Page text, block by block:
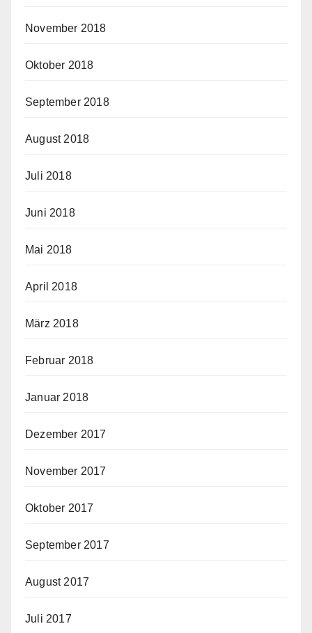
November 2018
Oktober 2018
September 2018
August 2018
Juli 2018
Juni 2018
Mai 2018
April 2018
März 2018
Februar 2018
Januar 2018
Dezember 2017
November 2017
Oktober 2017
September 2017
August 2017
Juli 2017